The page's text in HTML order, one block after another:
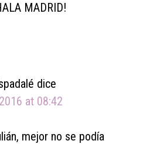
MADRID!
dice
at 08:42
mejor no se podía